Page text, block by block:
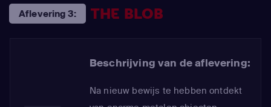
Aflevering 3: THE BLOB
Beschrijving van de aflevering:
Na nieuw bewijs te hebben ontdekt